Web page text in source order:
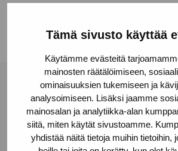
Tämä sivusto käyttää
Käytämme evästeitä
mainosten räätälöimiseen,
ominaisuuksien tukemiseen ja
analysoimiseen. Lisäksi jaamme
mainosalan ja analytiikka-alan
siitä, miten käytät sivustoamme.
yhdistää näitä tietoja muihin tietoihin,
Pro Artibus -säätiö
Kustaa Vaasan katu 11
10600 Tammisaari